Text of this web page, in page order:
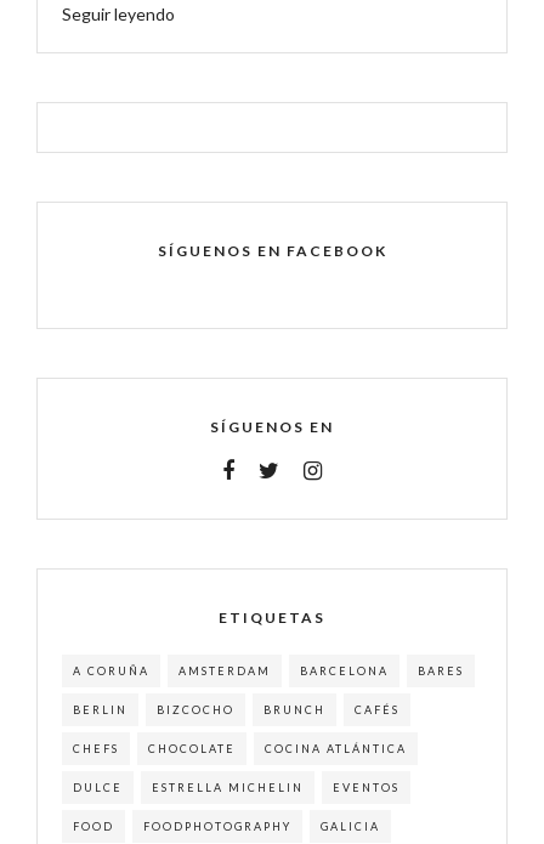
Seguir leyendo
SÍGUENOS EN FACEBOOK
SÍGUENOS EN
ETIQUETAS
A CORUÑA AMSTERDAM BARCELONA BARES
BERLIN BIZCOCHO BRUNCH CAFÉS
CHEFS CHOCOLATE COCINA ATLÁNTICA
DULCE ESTRELLA MICHELIN EVENTOS
FOOD FOODPHOTOGRAPHY GALICIA